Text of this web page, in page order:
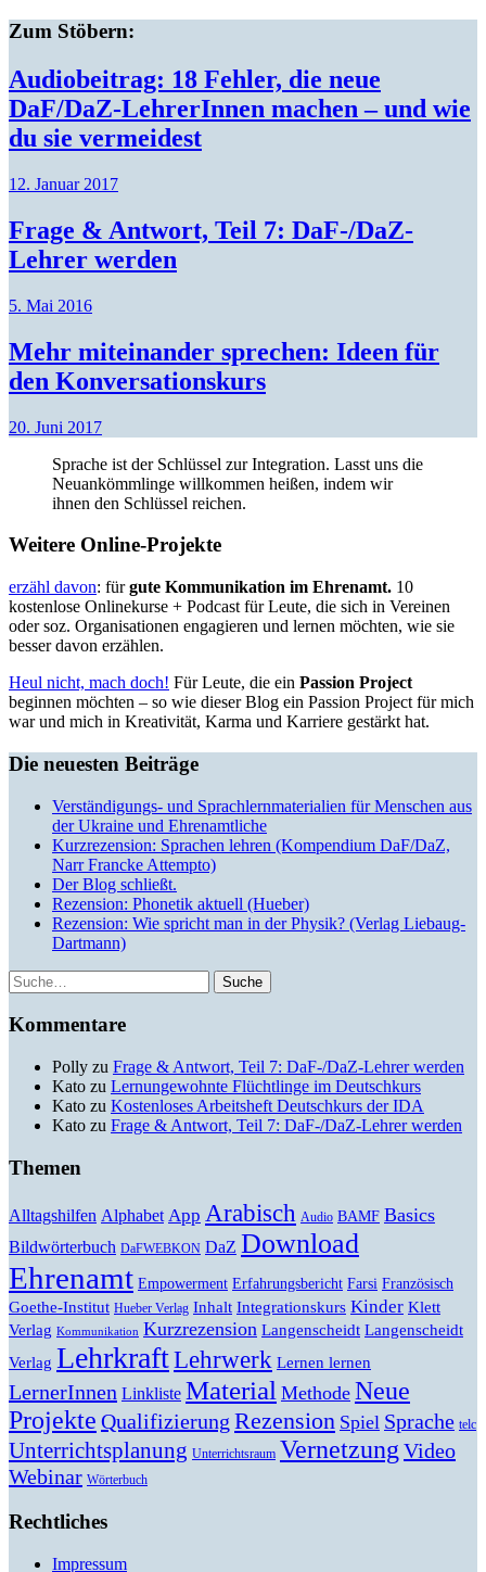
Zum Stöbern:
Audiobeitrag: 18 Fehler, die neue
DaF/DaZ-LehrerInnen machen – und wie
du sie vermeidest
12. Januar 2017
Frage & Antwort, Teil 7: DaF-/DaZ-
Lehrer werden
5. Mai 2016
Mehr miteinander sprechen: Ideen für
den Konversationskurs
20. Juni 2017
Sprache ist der Schlüssel zur Integration. Lasst uns die
Neuankömmlinge willkommen heißen, indem wir
ihnen den Schlüssel reichen.
Weitere Online-Projekte
erzähl davon: fürgute Kommunikation im Ehrenamt. 10
kostenlose Onlinekurse + Podcast für Leute, die sich in Vereinen
oder soz. Organisationen engagieren und lernen möchten, wie sie
besser davon erzählen.
Heul nicht, mach doch! Für Leute, die ein Passion Project
beginnen möchten – so wie dieser Blog ein Passion Project für mich
war und mich in Kreativität, Karma und Karriere gestärkt hat.
Die neuesten Beiträge
Verständigungs- und Sprachlernmaterialien für Menschen aus
der Ukraine und Ehrenamtliche
Kurzrezension: Sprachen lehren (Kompendium DaF/DaZ,
Narr Francke Attempto)
Der Blog schließt.
Rezension: Phonetik aktuell (Hueber)
Rezension: Wie spricht man in der Physik? (Verlag Liebaug-
Dartmann)
Suche
Kommentare
Polly zu Frage & Antwort, Teil 7: DaF-/DaZ-Lehrer werden
Kato zu Lernungewohnte Flüchtlinge im Deutschkurs
Kato zu Kostenloses Arbeitsheft Deutschkurs der IDA
Kato zu Frage & Antwort, Teil 7: DaF-/DaZ-Lehrer werden
Themen
Alltagshilfen Alphabet App Arabisch Audio BAMF Basics
Bildwörterbuch DaFWEBKON DaZ Download
Ehrenamt Empowerment Erfahrungsbericht Farsi Französisch
Goethe-Institut Hueber Verlag Inhalt Integrationskurs Kinder Klett
Verlag Kommunikation Kurzrezension Langenscheidt Langenscheidt
Verlag LehrkraftLehrwerk Lernen lernen
LernerInnen Linkliste Material Methode Neue
Projekte Qualifizierung Rezension Spiel Sprache telc
Unterrichtsplanung Unterrichtsraum VernetzungVideo
Webinar Wörterbuch
Rechtliches
Impressum